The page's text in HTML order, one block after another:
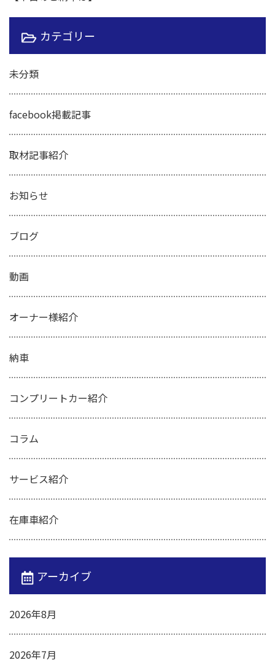
カテゴリー
未分類
facebook掲載記事
取材記事紹介
お知らせ
ブログ
動画
オーナー様紹介
納車
コンプリートカー紹介
コラム
サービス紹介
在庫車紹介
アーカイブ
2026年8月
2026年7月